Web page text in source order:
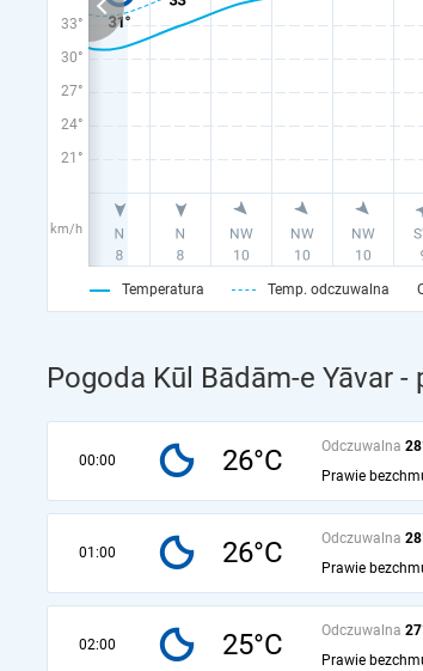
33°
30°
27°
24°
21°
km/h
Temperatura Temp. odczuwalna
Pogoda Kūl Bādām-e Yāvar
00:00 26°C Odczuwalna
Prawie
01:00 26°C Odczuwalna
Prawie
02:00 25°C Odczuwalna
Prawie